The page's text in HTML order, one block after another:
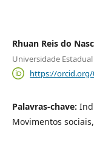
Rhuan Reis do
Universidade Estadual
https://orcid.org/
Palavras-chave:
Movimentos